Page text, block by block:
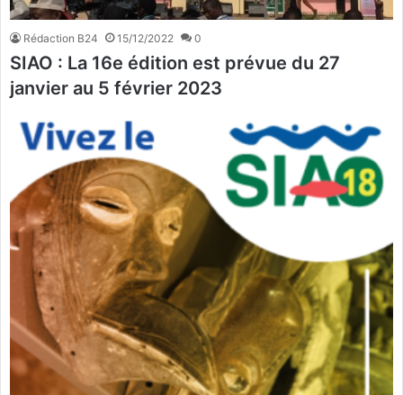
Rédaction B24 15/12/2022 0
SIAO : La 16e édition est prévue du 27
janvier au 5 février 2023